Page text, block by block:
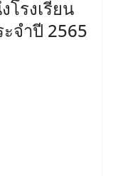
รงเรียน
จำปี 2565